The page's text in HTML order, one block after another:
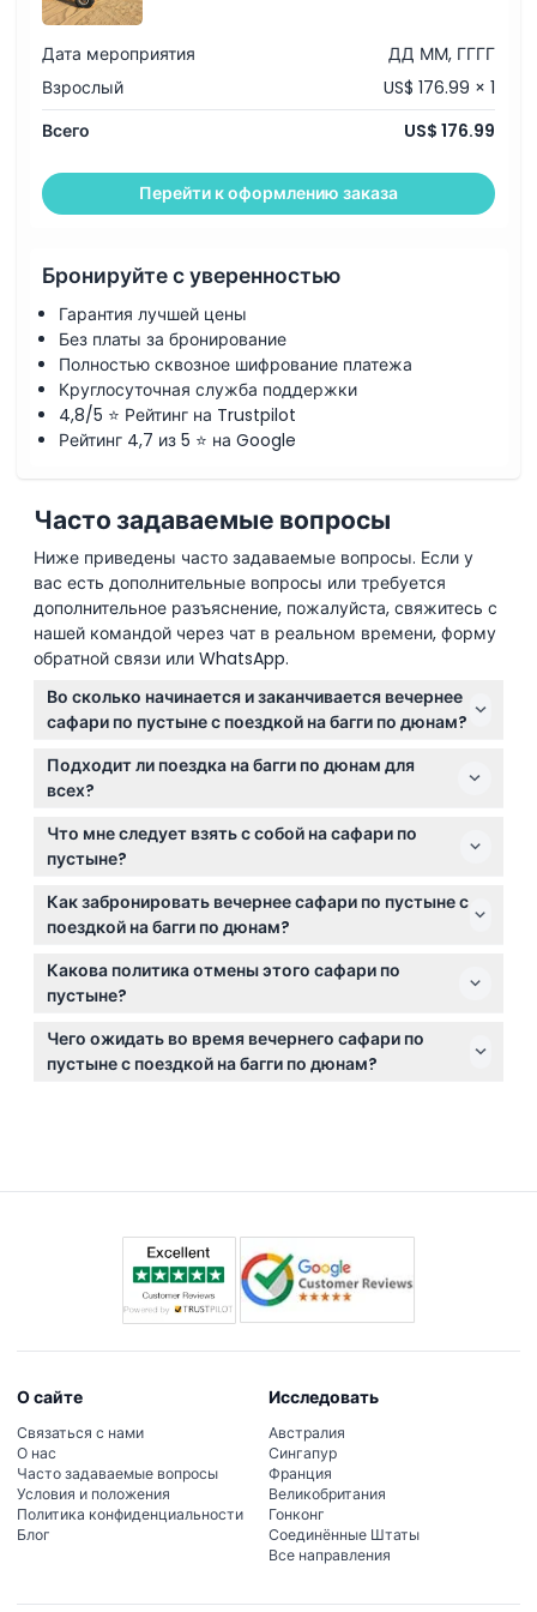
средства.
бронирования этой опции, что позволяет любому
количеству гостей воспользоваться ею.
Дата мероприятия
ДД ММ, ГГГГ
Взрослый
US$ 176.99 × 1
Всего
US$ 176.99
Перейти к оформлению заказа
Бронируйте с уверенностью
Гарантия лучшей цены
Без платы за бронирование
Полностью сквозное шифрование платежа
Круглосуточная служба поддержки
4,8/5 ⭐ Рейтинг на Trustpilot
Рейтинг 4,7 из 5 ⭐ на Google
Часто задаваемые вопросы
Ниже приведены часто задаваемые вопросы. Если у
вас есть дополнительные вопросы или требуется
дополнительное разъяснение, пожалуйста, свяжитесь с
нашей командой через чат в реальном времени, форму
обратной связи или WhatsApp.
Во сколько начинается и заканчивается вечернее
сафари по пустыне с поездкой на багги по дюнам?
Сафари обычно начинается поздно днем, примерно
в 15:00, и заканчивается к 21:00, но точное время
может варьироваться в зависимости от оператора
тура и сезона (подлежит изменению — пожалуйста,
уточняйте при бронировании).
Подходит ли поездка на багги по дюнам для
всех?
Поездка на багги не рекомендуется беременным
женщинам, людям с болями в спине или шее, после
крупных операций, а также детям младше 3 лет.
Если вы относитесь к этим категориям, вы можете
выбрать более спокойную индивидуальную поездку
Что мне следует взять с собой на сафари по
пустыне?
Лучше одеваться в удобную, дышащую одежду и
закрытую обувь. Возьмите с собой солнцезащитный
крем, солнцезащитные очки и шляпу для защиты от
солнца, а также легкую куртку, так как вечером
температура может понизиться.
Как забронировать вечернее сафари по пустыне с
поездкой на багги по дюнам?
Вы можете легко забронировать свое сафари по
пустыне онлайн прямо здесь, на этом сайте. Просто
выберите предпочитаемую дату, выберите вариант
поездки на багги и следуйте процессу
бронирования, чтобы гарантировать свое место.
Какова политика отмены этого сафари по
пустыне?
Вы можете отменить бронирование за 24 часа до
начала сафари с возвратом средств за вычетом
сборов за трансфер. Отмена или неявка менее чем
Чего ожидать во время вечернего сафари по
пустыне с поездкой на багги по дюнам?
фотостопов, а также традиционного барбекю с
огненные шоу.
О сайте
Связаться с нами
О нас
Часто задаваемые вопросы
Условия и положения
Политика конфиденциальности
Блог
Исследовать
Австралия
Сингапур
Франция
Великобритания
Гонконг
Соединённые Штаты
Все направления